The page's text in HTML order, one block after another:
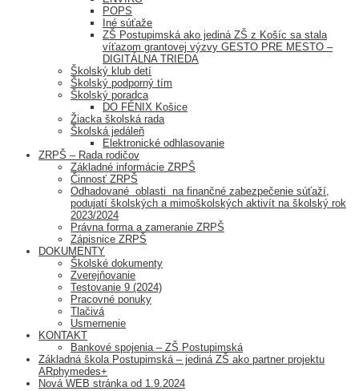
POPS
Iné súťaže
ZŠ Postupimská ako jediná ZŠ z Košíc sa stala
víťazom grantovej výzvy GESTO PRE MESTO –
DIGITÁLNA TRIEDA
Školský klub detí
Školský podporný tím
Školský poradca
DO FÉNIX Košice
Žiacka školská rada
Školská jedáleň
Elektronické odhlasovanie
ZRPŠ – Rada rodičov
Základné informácie ZRPŠ
Činnosť ZRPŠ
Odhadované oblasti na finančné zabezpečenie súťaží,
podujatí školských a mimoškolských aktivít na školský rok
2023/2024
Právna forma a zameranie ZRPŠ
Zápisnice ZRPŠ
DOKUMENTY
Školské dokumenty
Zverejňovanie
Testovanie 9 (2024)
Pracovné ponuky
Tlačivá
Usmernenie
KONTAKT
Bankové spojenia – ZŠ Postupimská
Základná škola Postupimská – jediná ZŠ ako partner projektu
ARphymedes+
Nová WEB stránka od 1.9.2024